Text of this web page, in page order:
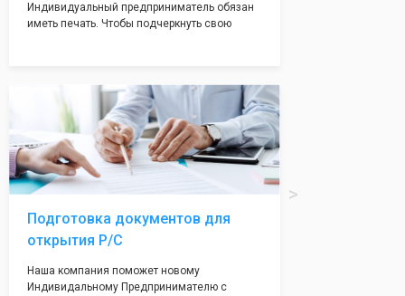
Индивидуальный предприниматель обязан
иметь печать. Чтобы подчеркнуть свою
Подготовка документов для
открытия Р/С
Наша компания поможет новому
Индивидальному Предпринимателю с